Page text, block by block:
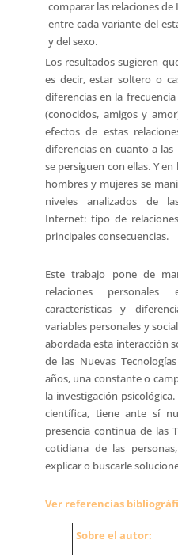
comparar las relaciones
entre cada variante del
y del sexo.
Los resultados sugieren
es decir, estar soltero o
diferencias en la
(conocidos, amigos y
efectos de estas
diferencias en cuanto a
se persiguen con ellas. Y
hombres y mujeres se
niveles analizados de
Internet: tipo de
principales consecuencias.
Este trabajo pone de
relaciones
características y
variables personales y
abordada esta interacción
de las Nuevas
años, una constante o
la investigación
científica, tiene ante sí
presencia continua de las
cotidiana de las
explicar o buscarle
Ver referencias
Sobre el autor: